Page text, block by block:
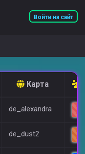
Войти на сайт
Карта
de_alexandra
de_dust2